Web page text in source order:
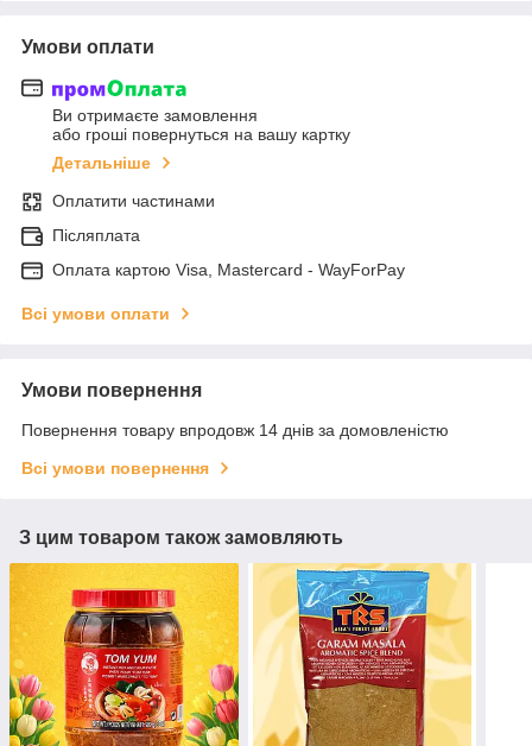
Умови оплати
Ви отримаєте замовлення
або гроші повернуться на вашу картку
Детальніше
Оплатити частинами
Післяплата
Оплата картою Visa, Mastercard - WayForPay
Всі умови оплати
Умови повернення
Повернення товару впродовж 14 днів за домовленістю
Всі умови повернення
З цим товаром також замовляють